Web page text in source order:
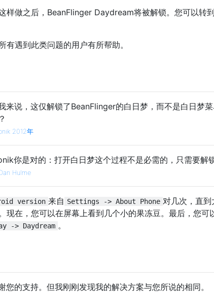
样做之后，BeanFlinger Daydream将被解锁。您可以转到
有遇到此类问题的用户有所帮助。
来说，这仅解锁了BeanFlinger的白日梦，而不是白日梦
2012年
你是对的：打开白日梦这个过程不是必需的，只需要解锁
Hulme
version 来自 Settings -> About Phone 对几次，直
现在，您可以在屏幕上看到几个小的果冻豆。最后，您可
-> Daydream 。
您的支持。但我刚刚发现我的解决方案与您所说的相同。